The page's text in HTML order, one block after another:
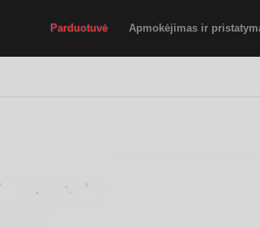
Parduotuvė Apmokėjimas ir